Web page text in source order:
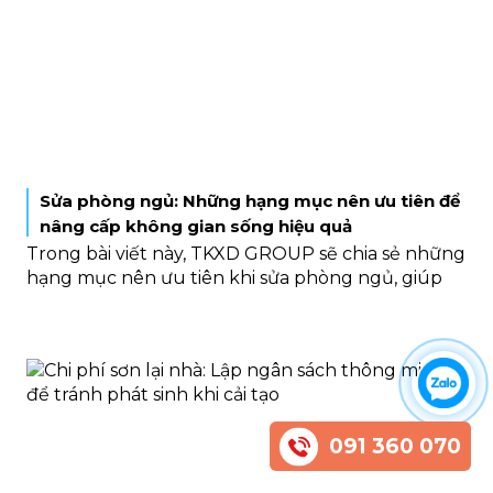
Sửa phòng ngủ: Những hạng mục nên ưu tiên để
nâng cấp không gian sống hiệu quả
Trong bài viết này, TKXD GROUP sẽ chia sẻ những
hạng mục nên ưu tiên khi sửa phòng ngủ, giúp
091 360 070